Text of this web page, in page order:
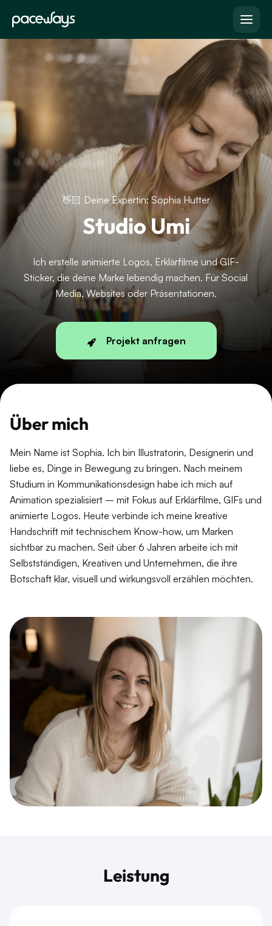
👋🏻 Deine Expertin: Sophia Hutter
Studio Umi
Ich erstelle animierte Logos, Erklärfilme und GIF-
Sticker, die deine Marke lebendig machen. Für Social
Media, Websites oder Präsentationen.
Projekt anfragen
Über mich
Mein Name ist Sophia. Ich bin Illustratorin, Designerin und
liebe es, Dinge in Bewegung zu bringen. Nach meinem
Studium in Kommunikationsdesign habe ich mich auf
Animation spezialisiert – mit Fokus auf Erklärfilme, GIFs und
animierte Logos. Heute verbinde ich meine kreative
Handschrift mit technischem Know-how, um Marken
sichtbar zu machen. Seit über 6 Jahren arbeite ich mit
Selbstständigen, Kreativen und Unternehmen, die ihre
Botschaft klar, visuell und wirkungsvoll erzählen möchten.
Leistung